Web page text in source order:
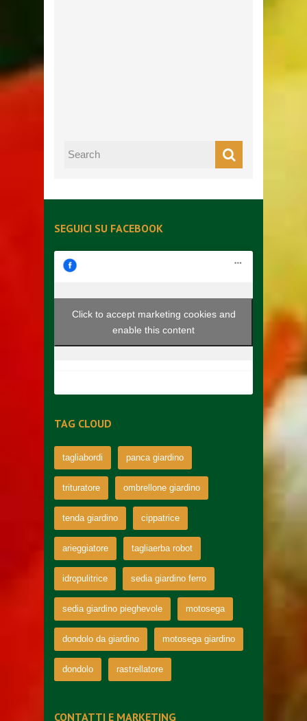
SEGUICI SU FACEBOOK
Click to accept marketing cookies and
enable this content
TAG CLOUD
tagliabordi panca giardino
trituratore ombrellone giardino
tenda giardino cippatrice
arieggiatore tagliaerba robot
idropulitrice sedia giardino ferro
sedia giardino pieghevole motosega
dondolo da giardino motosega giardino
dondolo rastrellatore
CONTATTI E MARKETING